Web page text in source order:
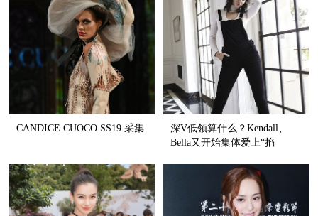
CANDICE CUOCO SS19 采集
深V低领算什么？Kendall、
Bella又开始集体爱上“掐